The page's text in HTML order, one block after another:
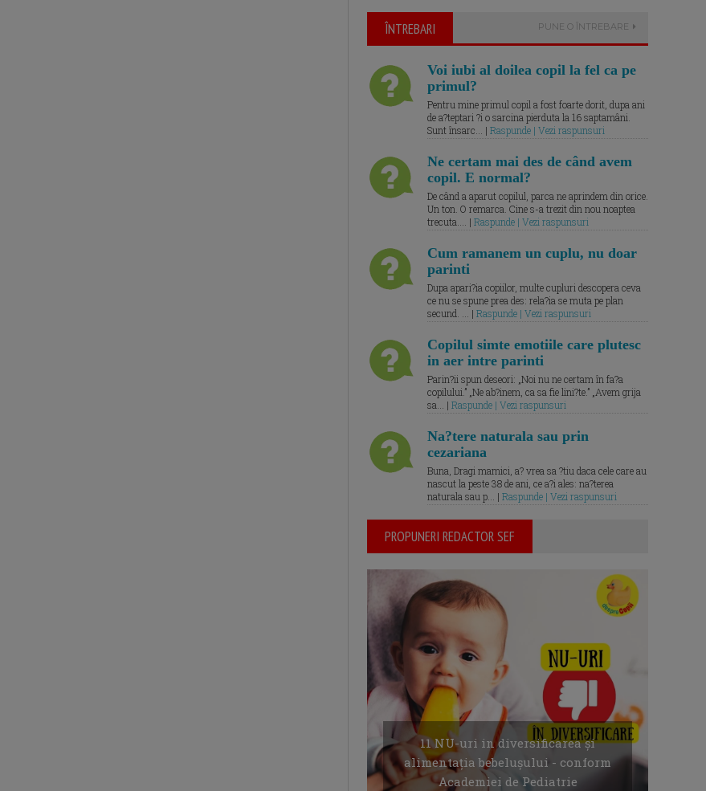
ÎNTREBARI PUNE O ÎNTREBARE
Voi iubi al doilea copil la fel ca pe
primul?
Pentru mine primul copil a fost foarte dorit, dupa ani
de a?teptari ?i o sarcina pierduta la 16 saptamâni.
Sunt însarc... | Raspunde | Vezi raspunsuri
Ne certam mai des de când avem
copil. E normal?
De când a aparut copilul, parca ne aprindem din orice.
Un ton. O remarca. Cine s-a trezit din nou noaptea
trecuta.... | Raspunde | Vezi raspunsuri
Cum ramanem un cuplu, nu doar
parinti
Dupa apari?ia copiilor, multe cupluri descopera ceva
ce nu se spune prea des: rela?ia se muta pe plan
secund. ... | Raspunde | Vezi raspunsuri
Copilul simte emotiile care plutesc
in aer intre parinti
Parin?ii spun deseori: „Noi nu ne certam în fa?a
copilului.” „Ne ab?inem, ca sa fie lini?te.” „Avem grija
sa... | Raspunde | Vezi raspunsuri
Na?tere naturala sau prin
cezariana
Buna, Dragi mamici, a? vrea sa ?tiu daca cele care au
nascut la peste 38 de ani, ce a?i ales: na?terea
naturala sau p... | Raspunde | Vezi raspunsuri
PROPUNERI REDACTOR SEF
11 NU-uri in diversificarea și
alimentația bebelușului - conform
Academiei de Pediatrie